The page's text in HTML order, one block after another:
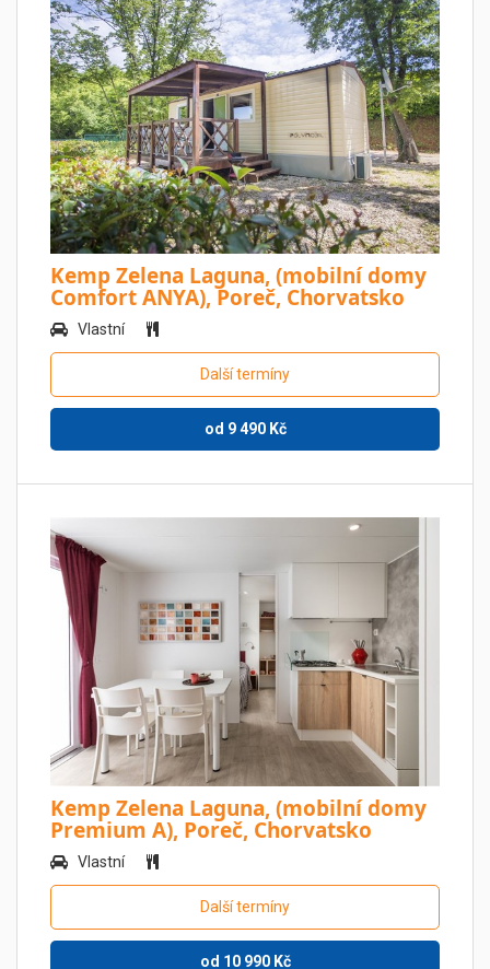
Kemp Zelena Laguna, (mobilní domy
Comfort ANYA), Poreč, Chorvatsko
Vlastní
Další termíny
od 9 490Kč
Kemp Zelena Laguna, (mobilní domy
Premium A), Poreč, Chorvatsko
Vlastní
Další termíny
od 10 990Kč